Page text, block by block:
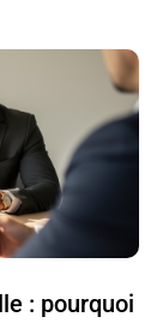
: pourquoi